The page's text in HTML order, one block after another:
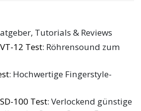
Tutorials & Reviews
12 Test: Röhrensound zum
: Hochwertige Fingerstyle-
100 Test: Verlockend günstige